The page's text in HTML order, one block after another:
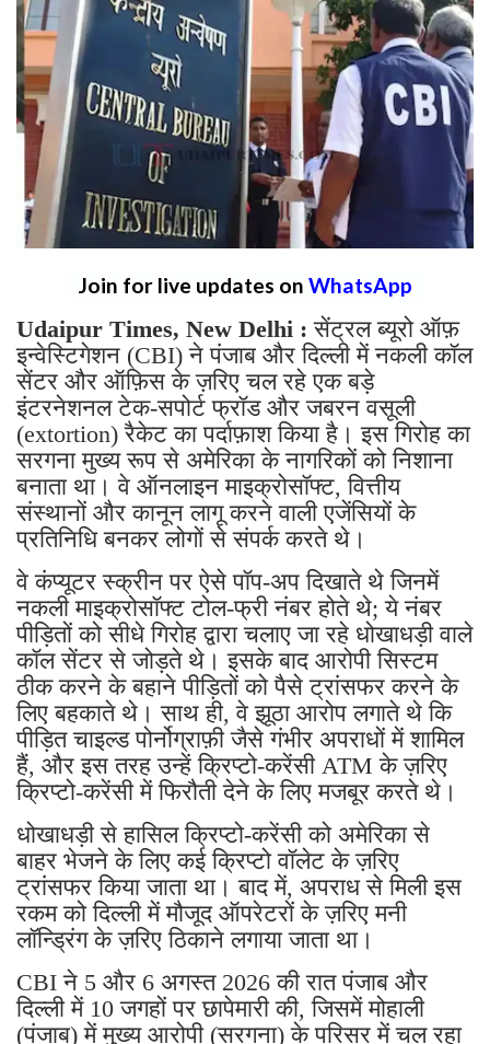
Join for live updates on WhatsApp
Udaipur Times, New Delhi :सेंट्रल ब्यूरो ऑफ़
इन्वेस्टिगेशन (CBI) ने पंजाब और दिल्ली में नकली कॉल
सेंटर और ऑफ़िस के ज़रिए चल रहे एक बड़े
इंटरनेशनल टेक-सपोर्ट फ्रॉड और जबरन वसूली
(extortion) रैकेट का पर्दाफ़ाश किया है। इस गिरोह का
सरगना मुख्य रूप से अमेरिका के नागरिकों को निशाना
बनाता था। वे ऑनलाइन माइक्रोसॉफ्ट, वित्तीय
संस्थानों और कानून लागू करने वाली एजेंसियों के
प्रतिनिधि बनकर लोगों से संपर्क करते थे।
वे कंप्यूटर स्क्रीन पर ऐसे पॉप-अप दिखाते थे जिनमें
नकली माइक्रोसॉफ्ट टोल-फ्री नंबर होते थे; ये नंबर
पीड़ितों को सीधे गिरोह द्वारा चलाए जा रहे धोखाधड़ी वाले
कॉल सेंटर से जोड़ते थे। इसके बाद आरोपी सिस्टम
ठीक करने के बहाने पीड़ितों को पैसे ट्रांसफर करने के
लिए बहकाते थे। साथ ही, वे झूठा आरोप लगाते थे कि
पीड़ित चाइल्ड पोर्नोग्राफ़ी जैसे गंभीर अपराधों में शामिल
हैं, और इस तरह उन्हें क्रिप्टो-करेंसी ATM के ज़रिए
क्रिप्टो-करेंसी में फिरौती देने के लिए मजबूर करते थे।
धोखाधड़ी से हासिल क्रिप्टो-करेंसी को अमेरिका से
बाहर भेजने के लिए कई क्रिप्टो वॉलेट के ज़रिए
ट्रांसफर किया जाता था। बाद में, अपराध से मिली इस
रकम को दिल्ली में मौजूद ऑपरेटरों के ज़रिए मनी
लॉन्ड्रिंग के ज़रिए ठिकाने लगाया जाता था।
CBI ने 5 और 6 अगस्त 2026 की रात पंजाब और
दिल्ली में 10 जगहों पर छापेमारी की, जिसमें मोहाली
(पंजाब) में मुख्य आरोपी (सरगना) के परिसर में चल रहा